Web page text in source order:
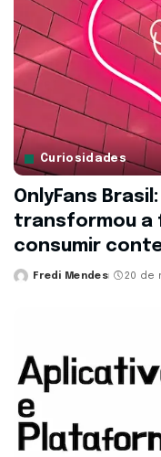
Curiosidades
OnlyFans
transformou a
consumir
Posted
Fredi Mendes 20 de